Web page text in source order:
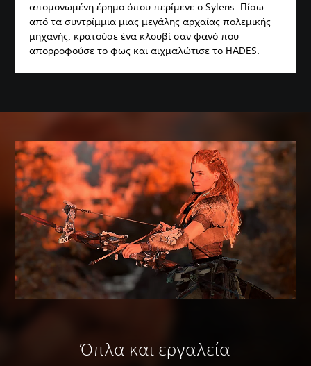
απομονωμένη έρημο όπου περίμενε ο Sylens. Πίσω
από τα συντρίμμια μιας μεγάλης αρχαίας πολεμικής
μηχανής, κρατούσε ένα κλουβί σαν φανό που
απορροφούσε το φως και αιχμαλώτισε το HADES.
Όπλα και εργαλεία